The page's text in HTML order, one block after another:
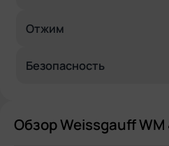
Отжим
Безопасность
Обзор Weissgauff WM